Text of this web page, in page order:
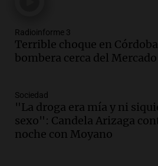
Audio.Aumento de
Tucumán afecta a
hasta el 38% en agosto
Audio. El primer
reporta menos
accidentes de tránsito
Radioinforme 3
Terrible choque en
bombera cerca del
Sociedad
"La droga era mía y ni
sexo": Candela Arizaga
noche con Moyano